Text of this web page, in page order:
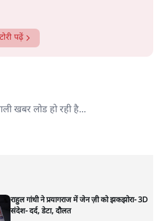
पढ़ें
नारों पर अब चुप्पी
29 JAN, 2026